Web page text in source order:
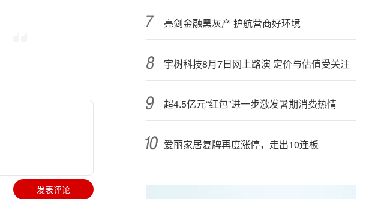
发表评论
亮剑金融黑灰产 护航营商好环境
宇树科技8月7日网上路演 定价与估值受关注
超4.5亿元“红包”进一步激发暑期消费热情
爱丽家居复牌再度涨停，走出10连板